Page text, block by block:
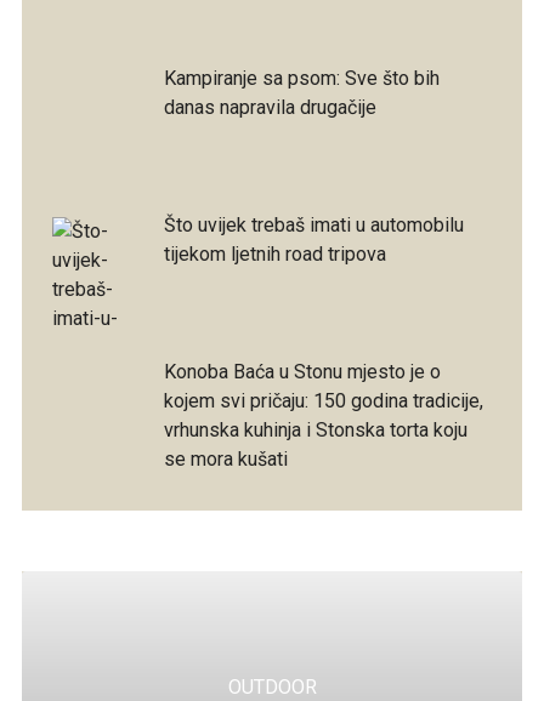
Kampiranje sa psom: Sve što bih
danas napravila drugačije
Što uvijek trebaš imati u automobilu
tijekom ljetnih road tripova
Konoba Baća u Stonu mjesto je o
kojem svi pričaju: 150 godina tradicije,
vrhunska kuhinja i Stonska torta koju
se mora kušati
OUTDOOR